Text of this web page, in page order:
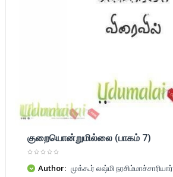
குறையொன்றுமில்லை (பாகம் 7)
Author: முக்கூர் லஷ்மி நரசிம்மாச்சாரியார்